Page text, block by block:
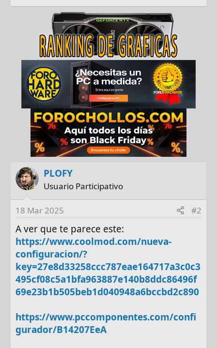
PLOFY
Usuario Participativo
18 Mar 2025 #2
A ver que te parece este:
https://www.coolmod.com/nueva-
configuracion/?
key=27e8d33258ccc787eae164717a3c0c3
495cf08c5a1bfa963887e140b8ddc86496f
69e23b1b505beb1d040948a6bccbd2c890
https://www.pccomponentes.com/confi
gurador/B14207EeA